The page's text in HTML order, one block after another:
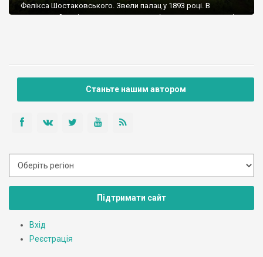
Фелікса Шостаковського. Звели палац у 1893 році. В
радянський період у ньому спочатку містилася школа, потім
Станьте нашим автором
Підтримати сайт
Вхід
Реєстрація